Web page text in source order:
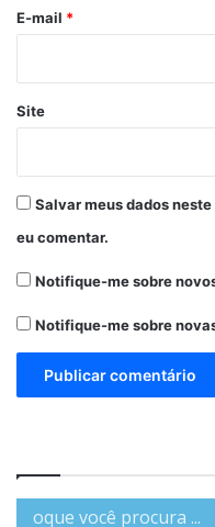
*
E-mail *
Site
Salvar meus dados
eu comentar.
Notifique-me sobre
Notifique-me sobre